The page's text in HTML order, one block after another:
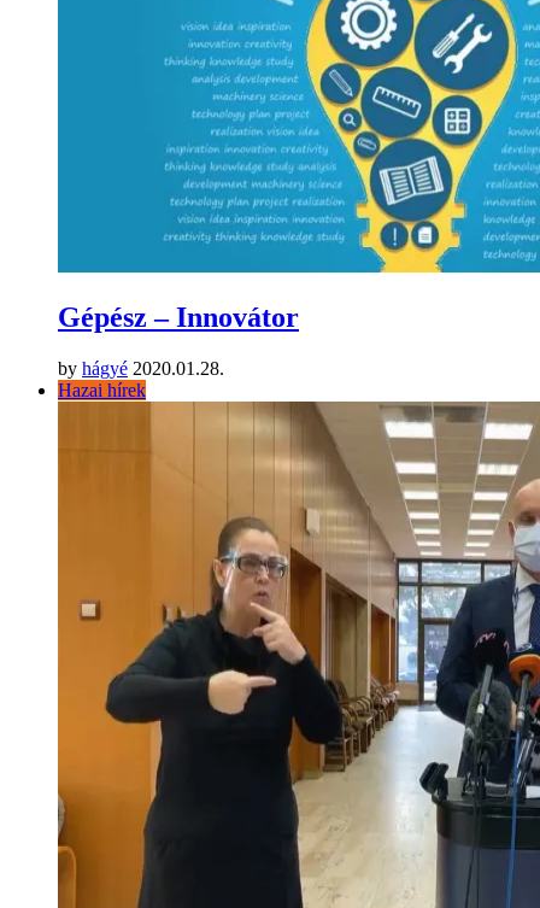
Gépész – Innovátor
by hágyé 2020.01.28.
Hazai hírek